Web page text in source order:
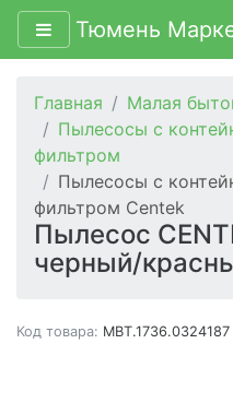
Тюмень
Главная Малая
Пылесосы с
фильтром
Пылесосы с
фильтром Centek
Пылесос
черный/
Код товара: MBT.1736.0324187